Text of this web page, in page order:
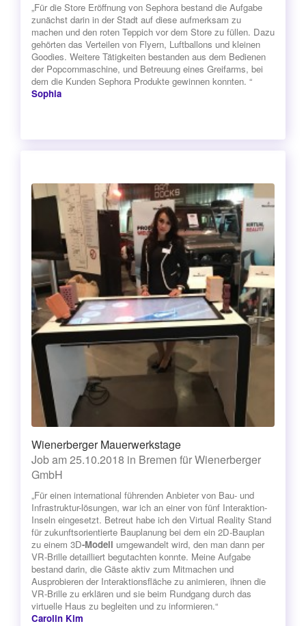
„Für die Store Eröffnung von Sephora bestand die Aufgabe
zunächst darin in der Stadt auf diese aufmerksam zu
machen und den roten Teppich vor dem Store zu füllen. Dazu
gehörten das Verteilen von Flyern, Luftballons und kleinen
Goodies. Weitere Tätigkeiten bestanden aus dem Bedienen
der Popcornmaschine, und Betreuung eines Greifarms, bei
dem die Kunden Sephora Produkte gewinnen konnten. “
Sophia
Wienerberger Mauerwerkstage
Job am 25.10.2018 in Bremen für Wienerberger
GmbH
„Für einen international führenden Anbieter von Bau- und
Infrastruktur-lösungen, war ich an einer von fünf Interaktion-
Inseln eingesetzt. Betreut habe ich den Virtual Reality Stand
für zukunftsorientierte Bauplanung bei dem ein 2D-Bauplan
zu einem 3D-Modell umgewandelt wird, den man dann per
VR-Brille detailliert begutachten konnte. Meine Aufgabe
bestand darin, die Gäste aktiv zum Mitmachen und
Ausprobieren der Interaktionsfläche zu animieren, ihnen die
VR-Brille zu erklären und sie beim Rundgang durch das
virtuelle Haus zu begleiten und zu informieren.“
Carolin Kim